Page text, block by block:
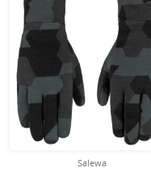
Salewa